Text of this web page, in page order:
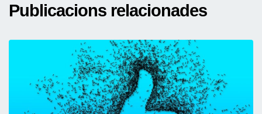
Publicacions relacionades